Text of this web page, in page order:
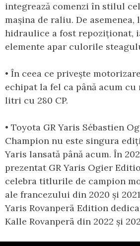
integrează comenzi în stilul
mașina de raliu. De
hidraulice a fost repoziționat,
elemente apar culorile
• În ceea ce privește
echipat la fel ca până acum cu
litri cu 280 CP.
• Toyota GR Yaris Sébastien
Champion nu este singura
Yaris lansată până acum. În
prezentat GR Yaris Ogier
celebra titlurile de campion
ale francezului din 2020 și
Yaris Rovanperä Edition
Kalle Rovanperä din 2022 și